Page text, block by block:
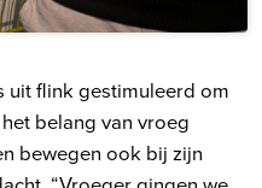
uit flink gestimuleerd om
belang van vroeg
bewegen ook bij zijn